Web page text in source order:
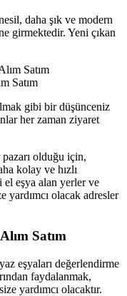
daha şık ve modern
girmektedir. Yeni çıkan
Satım
gibi bir düşünceniz
her zaman ziyaret
olduğu için,
kolay ve hızlı
eşya alan yerler ve
yardımcı olacak adresler
Satım
eşyaları değerlendirme
faydalanmak,
yardımcı olacaktır.